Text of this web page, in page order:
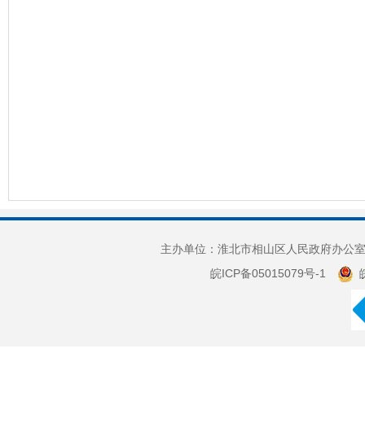
主办单位：淮北市相山区人民政府办
皖ICP备05015079号-1